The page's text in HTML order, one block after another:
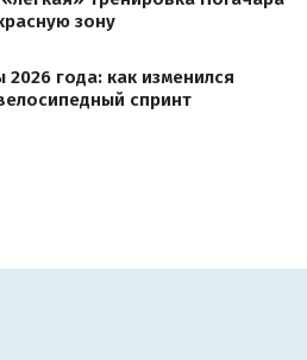
зону
года: как изменился
спринт